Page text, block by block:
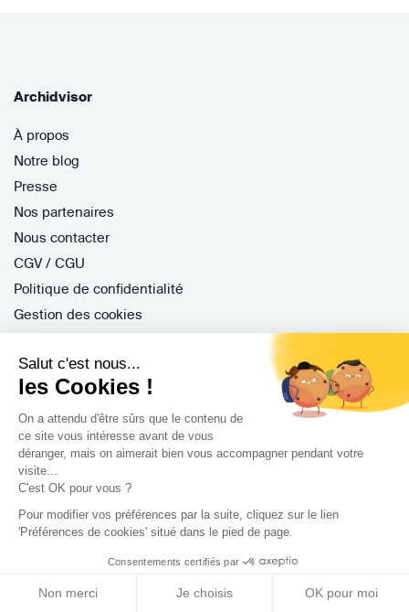
Salut c'est nous...
les Cookies !
On a attendu d'être sûrs que le contenu de
ce site vous intéresse avant de vous
déranger, mais on aimerait bien vous accompagner pendant votre
visite...
C'est OK pour vous ?
Pour modifier vos préférences par la suite, cliquez sur le lien
'Préférences de cookies' situé dans le pied de page.
Consentements certifiés par
Non merci Je choisis OK pour moi
Archidvisor
À propos
Notre blog
Presse
Nos partenaires
Nous contacter
CGV / CGU
Politique de confidentialité
Gestion des cookies
Porteurs de projet
Comment ça marche ?
Questions fréquentes
Mission de conseil
Contractant Général
S'inscrire
Nos réalisations